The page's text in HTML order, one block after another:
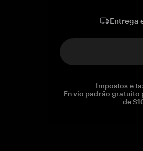
Entrega
Impostos e
Envio padrão gratuito
de